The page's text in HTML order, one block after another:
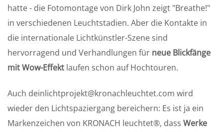
hatte - die Fotomontage von Dirk John zeigt "Breathe!"
in verschiedenen Leuchtstadien. Aber die Kontakte in
die internationale Lichtkünstler-Szene sind
hervorragend und Verhandlungen für neue Blickfänge
mit Wow-Effekt laufen schon auf Hochtouren.
Auch deinlichtprojekt@kronachleuchtet.com wird
wieder den Lichtspaziergang bereichern: Es ist ja ein
Markenzeichen von KRONACH leuchtet®, dass Werke